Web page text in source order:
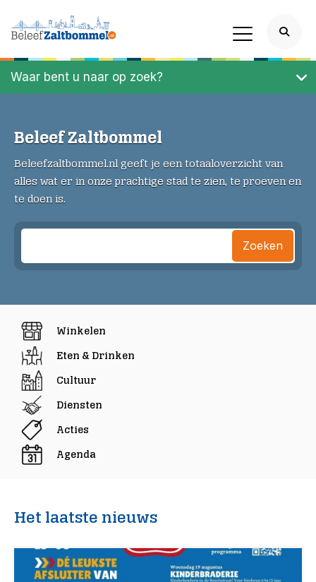
Waar bent u naar op zoek?
Beleef Zaltbommel
Beleefzaltbommel.nl geeft je een totaaloverzicht van
alles wat er in onze prachtige stad te zien, te proeven en
te doen is.
Zoeken
Winkelen
Eten & Drinken
Cultuur
Diensten
Acties
Agenda
Het laatste nieuws